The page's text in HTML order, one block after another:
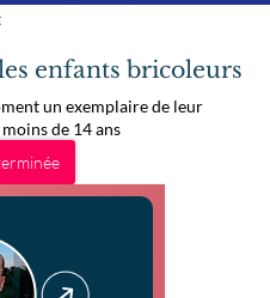
enfants bricoleurs
un exemplaire de leur
de 14 ans